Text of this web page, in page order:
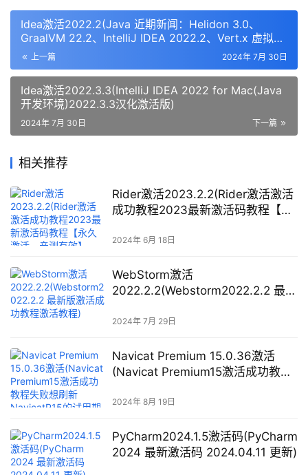
Idea激活2022.2(Java 近期新闻：Helidon 3.0、
GraalVM 22.2、IntelliJ IDEA 2022.2、Vert.x 虚拟线
程)上一篇 2024年 7月 30日
Idea激活2022.3.3(IntelliJ IDEA 2022 for Mac(Java
开发环境)2022.3.3汉化激活版)
下一篇
2024年 7月 30日
相关推荐
Rider激活2023.2.2(Rider激活激活
成功教程2023最新激活码教程【永
windows+mac）)
2024年 6月 18日
WebStorm激活
2022.2.2(Webstorm2022.2.2 最新
2024年 7月 29日
Navicat Premium 15.0.36激活
(Navicat Premium15激活成功教程
保姆级操作办法)
2024年 8月 19日
PyCharm2024.1.5激活码(PyCharm
2024 最新激活码 2024.04.11 更新)